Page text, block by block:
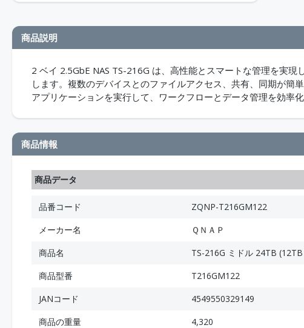
商品説明
2 ベイ 2.5GbE NAS TS-216G は、高性能とスマートな管理を実
します。複数のデバイスとのファイルアクセス、共有、同期が簡
アプリケーションを実行して、ワークフローとデータ管理を効率化
商品情報
商品データ
品番コード
ZQNP-T216GM122
メーカー名
ＱＮＡＰ
商品名
TS-216G ミドル 24TB
商品型番
T216GM122
JANコード
4549550329149
商品の重量
4,320